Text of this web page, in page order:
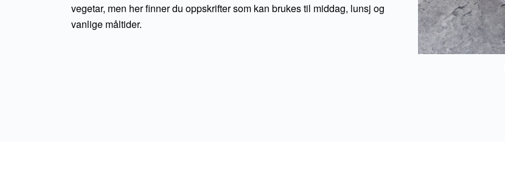
vegetar, men her finner du oppskrifter som kan brukes til middag, lunsj og
vanlige måltider.